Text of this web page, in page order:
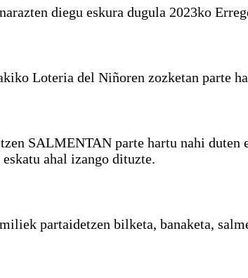
diegu eskura dugula 2023ko
Loteria del Niñoren zozketan parte
SALMENTAN parte hartu nahi
ahal izango dituzte.
partaidetzen bilketa, banaketa,